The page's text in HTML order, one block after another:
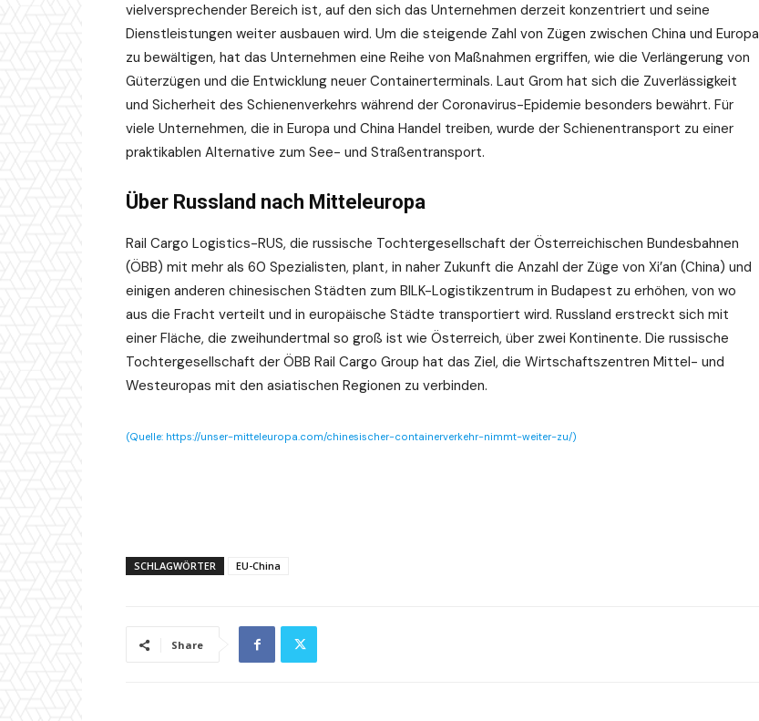
vielversprechender Bereich ist, auf den sich das Unternehmen derzeit konzentriert und seine
Dienstleistungen weiter ausbauen wird. Um die steigende Zahl von Zügen zwischen China und Europa
zu bewältigen, hat das Unternehmen eine Reihe von Maßnahmen ergriffen, wie die Verlängerung von
Güterzügen und die Entwicklung neuer Containerterminals. Laut Grom hat sich die Zuverlässigkeit
und Sicherheit des Schienenverkehrs während der Coronavirus-Epidemie besonders bewährt. Für
viele Unternehmen, die in Europa und China Handel treiben, wurde der Schienentransport zu einer
praktikablen Alternative zum See- und Straßentransport.
Über Russland nach Mitteleuropa
Rail Cargo Logistics-RUS, die russische Tochtergesellschaft der Österreichischen Bundesbahnen
(ÖBB) mit mehr als 60 Spezialisten, plant, in naher Zukunft die Anzahl der Züge von Xi’an (China) und
einigen anderen chinesischen Städten zum BILK-Logistikzentrum in Budapest zu erhöhen, von wo
aus die Fracht verteilt und in europäische Städte transportiert wird. Russland erstreckt sich mit
einer Fläche, die zweihundertmal so groß ist wie Österreich, über zwei Kontinente. Die russische
Tochtergesellschaft der ÖBB Rail Cargo Group hat das Ziel, die Wirtschaftszentren Mittel- und
Westeuropas mit den asiatischen Regionen zu verbinden.
(Quelle: https://unser-mitteleuropa.com/chinesischer-containerverkehr-nimmt-weiter-zu/)
SCHLAGWÖRTER EU-China
Share